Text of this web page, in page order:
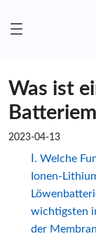
Was ist
2023-04-13
Ⅰ. Welche
Ionen-
wichtigsten
der